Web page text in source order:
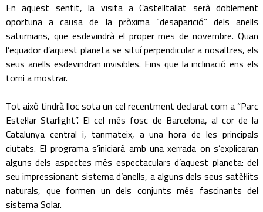
En aquest sentit, la visita a Castelltallat serà doblement
oportuna a causa de la pròxima “desaparició” dels anells
saturnians, que esdevindrà el proper mes de novembre. Quan
l’equador d’aquest planeta se situí perpendicular a nosaltres, els
seus anells esdevindran invisibles. Fins que la inclinació ens els
torni a mostrar.
Tot això tindrà lloc sota un cel recentment declarat com a “Parc
Estel·lar Starlight”. El cel més fosc de Barcelona, al cor de la
Catalunya central i, tanmateix, a una hora de les principals
ciutats. El programa s’iniciarà amb una xerrada on s’explicaran
alguns dels aspectes més espectaculars d’aquest planeta: del
seu impressionant sistema d’anells, a alguns dels seus satèl·lits
naturals, que formen un dels conjunts més fascinants del
sistema Solar.